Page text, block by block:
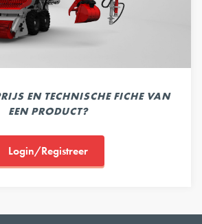
EN TECHNISCHE FICHE VAN
EEN PRODUCT?
Login/Registreer